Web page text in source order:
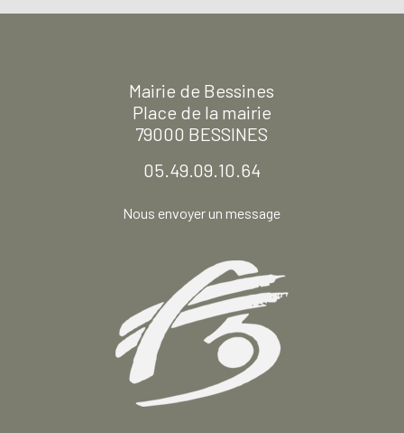
Mairie de Bessines
Place de la mairie
79000 BESSINES
05.49.09.10.64
Nous envoyer un message